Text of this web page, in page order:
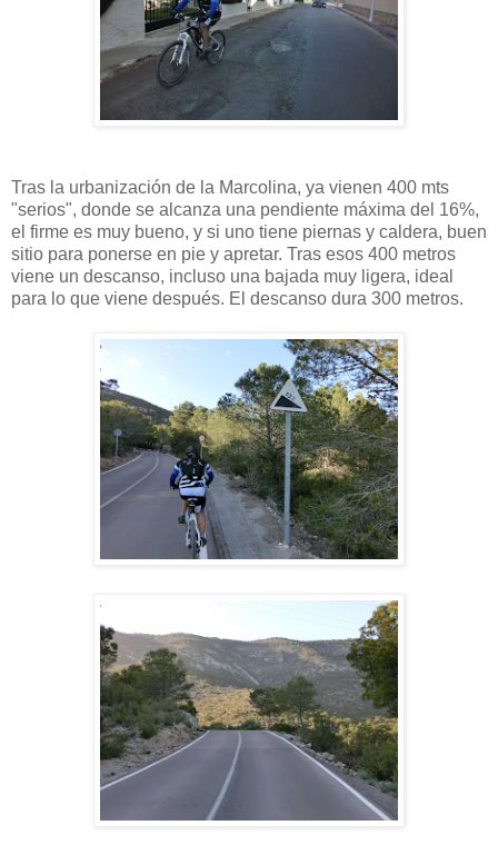
Tras la urbanización de la Marcolina, ya vienen 400 mts
"serios", donde se alcanza una pendiente máxima del 16%,
el firme es muy bueno, y si uno tiene piernas y caldera, buen
sitio para ponerse en pie y apretar. Tras esos 400 metros
viene un descanso, incluso una bajada muy ligera, ideal
para lo que viene después. El descanso dura 300 metros.